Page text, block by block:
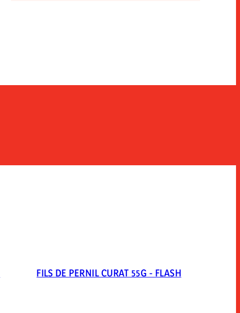
FILS DE PERNIL CURAT 55G - FLASH